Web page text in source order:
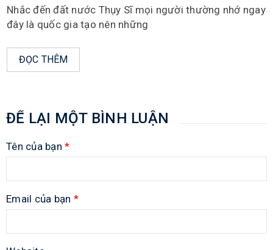
Nhắc đến đất nước Thụy Sĩ mọi người thường nhớ ngay
đây là quốc gia tạo nên những
ĐỌC THÊM
ĐỂ LẠI MỘT BÌNH LUẬN
Tên của bạn *
Email của bạn *